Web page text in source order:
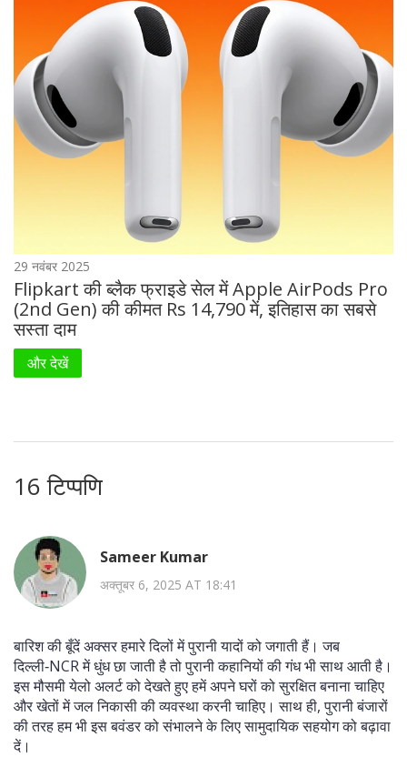
29 नवंबर 2025
Flipkart की ब्लैक फ्राइडे सेल में Apple AirPods Pro
(2nd Gen) की कीमत Rs 14,790 में, इतिहास का सबसे
सस्ता दाम
और देखें
16 टिप्पणि
Sameer Kumar
अक्तूबर 6, 2025 AT 18:41
बारिश की बूँदें अक्सर हमारे दिलों में पुरानी यादों को जगाती हैं। जब
दिल्ली‑NCR में धुंध छा जाती है तो पुरानी कहानियों की गंध भी साथ आती है।
इस मौसमी येलो अलर्ट को देखते हुए हमें अपने घरों को सुरक्षित बनाना चाहिए
और खेतों में जल निकासी की व्यवस्था करनी चाहिए। साथ ही, पुरानी बंजारों
की तरह हम भी इस बवंडर को संभालने के लिए सामुदायिक सहयोग को बढ़ावा
दें।